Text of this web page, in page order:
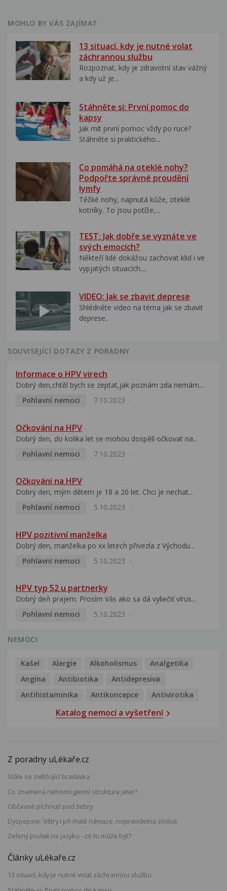
MOHLO BY VÁS ZAJÍMAT
13 situací, kdy je nutné volat
záchrannou službu
Rozpoznat, kdy je zdravotní stav vážný
a kdy už je...
Stáhněte si: První pomoc do
kapsy
Jak mít první pomoc vždy po ruce?
Stáhněte si praktického...
Co pomáhá na oteklé nohy?
Podpořte správné proudění
lymfy
Těžké nohy, napnutá kůže, oteklé
kotníky. To jsou potíže,...
TEST: Jak dobře se vyznáte ve
svých emocích?
Někteří lidé dokážou zachovat klid i ve
vypjatých situacích....
VIDEO: Jak se zbavit deprese
Shlédněte video na téma jak se zbavit
deprese..
SOUVISEJÍCÍ DOTAZY Z PORADNY
Informace o HPV virech
Dobrý den,chtěl bych se zeptat,jak poznám zda nemám...
Pohlavní nemoci
7.10.2023
Očkování na HPV
Dobrý den, do kolika let se mohou dospělí očkovat na...
Pohlavní nemoci
7.10.2023
Očkování na HPV
Dobrý den, mým dětem je 18 a 20 let. Chci je nechat...
Pohlavní nemoci
5.10.2023
HPV pozitivní manželka
Dobrý den, manželka po xx letech přivezla z Východu...
Pohlavní nemoci
5.10.2023
HPV typ 52 u partnerky
Dobrý deň prajem. Prosím Vás ako sa dá vyliečiť vírus...
Pohlavní nemoci
5.10.2023
NEMOCI
Kašel Alergie Alkoholismus
Analgetika
Angína
Antibiotika
Antidepresiva
Antihistaminika
Antikoncepce Antivirotika
Katalog nemocí a vyšetření
Z poradny uLékaře.cz
Stále se zvětšující bradavka
Co znamená nehomogenní struktura jater?
Občasné píchnutí pod žebry
Dyspepsie: Větry i při malé námaze, nepravidelná stolice
Zelený povlak na jazyku - co to může být?
Články uLékaře.cz
13 situací, kdy je nutné volat záchrannou službu